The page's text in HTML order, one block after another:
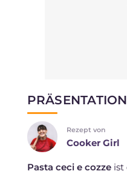
PRÄSENTATION
Rezept von
Cooker Girl
Pasta ceci e cozzeist